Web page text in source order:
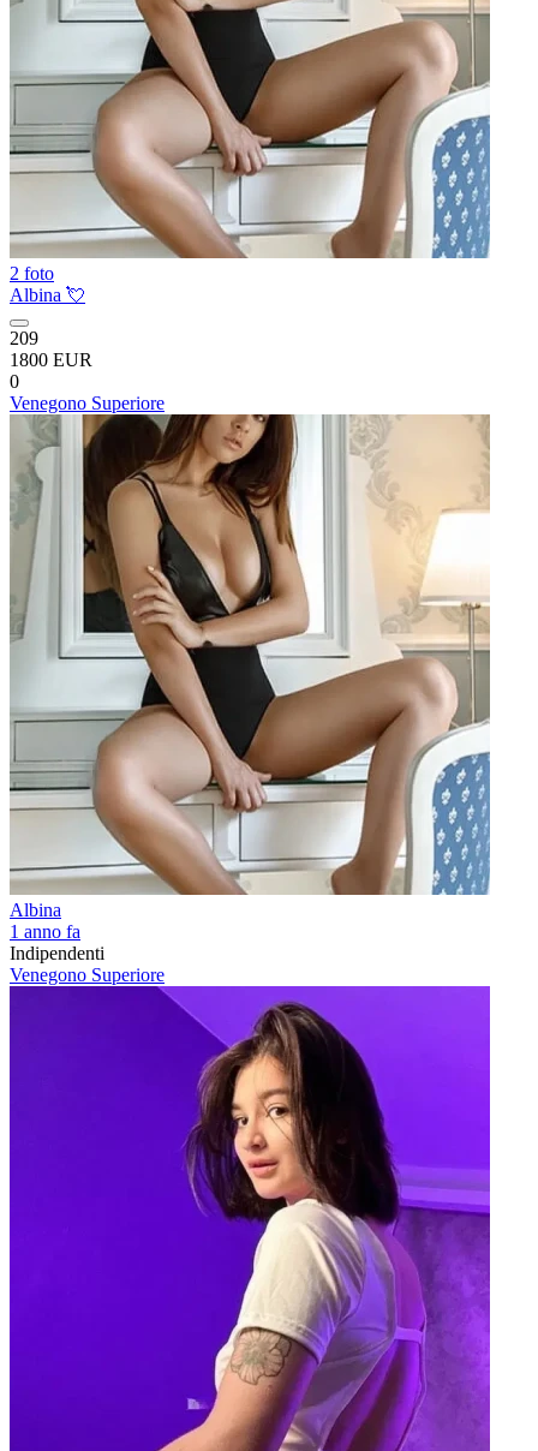
2 foto
Albina 💘
209
1800 EUR
0
Venegono Superiore
Albina
1 anno fa
Indipendenti
Venegono Superiore